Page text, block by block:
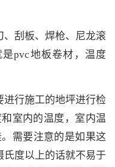
刮板、焊枪、尼龙滚
pvc地板卷材，温度
行施工的地坪进行检
室内的温度，室内温
需要注意的是如果这
氏度以上的话就不易于